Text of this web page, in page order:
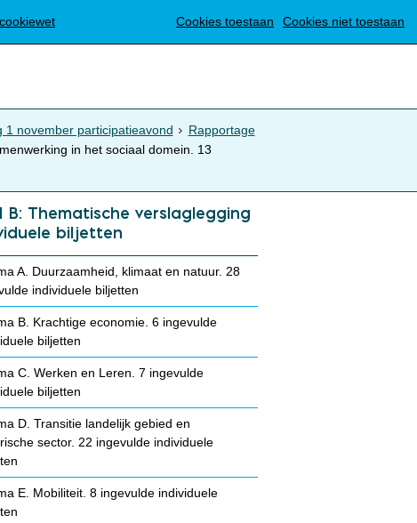
Cookies toestaan Cookies niet toestaan
Translate
1 november participatieavond
Rapportage
in het sociaal domein. 13
B: Thematische verslaglegging
biljetten
A. Duurzaamheid, klimaat en natuur. 28
individuele biljetten
B. Krachtige economie. 6 ingevulde
biljetten
C. Werken en Leren. 7 ingevulde
biljetten
D. Transitie landelijk gebied en
sector. 22 ingevulde individuele
E. Mobiliteit. 8 ingevulde individuele